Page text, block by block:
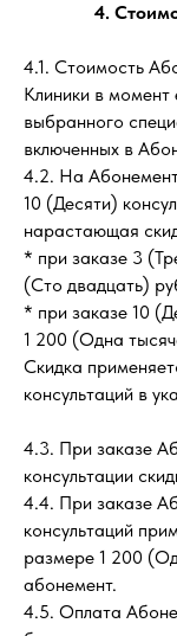
4.
4.1. Стоимость
Клиники в момент
выбранного
включенных в
4.2. На
10 (Десяти)
нарастающая
* при заказе 3
(Сто двадцать)
* при заказе 10
1 200 (Одна
Скидка
консультаций в
4.3. При заказе
консультации
4.4. При заказе
консультаций
размере 1 200
абонемент.
4.5. Оплата